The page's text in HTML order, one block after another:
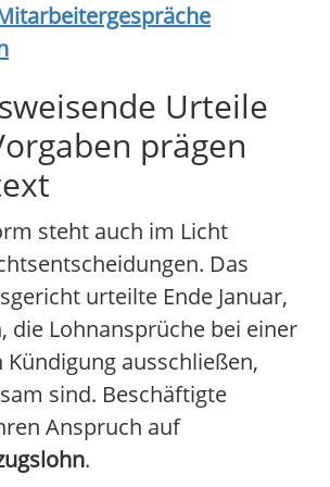
Urteile
prägen
steht auch im Licht
Das
urteilte Ende Januar,
die Lohnansprüche bei einer
ausschließen,
sind. Beschäftigte
Anspruch auf
.